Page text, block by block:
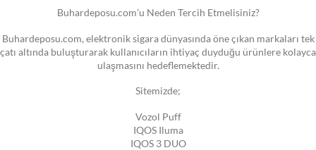
Buhardeposu.com’u Neden Tercih Etmelisiniz?
Buhardeposu.com, elektronik sigara dünyasında öne çıkan markaları tek
çatı altında buluşturarak kullanıcıların ihtiyaç duyduğu ürünlere kolayca
ulaşmasını hedeflemektedir.
Sitemizde;
Vozol Puff
IQOS Iluma
IQOS 3 DUO